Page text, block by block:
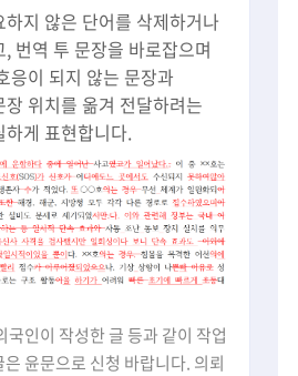
지 않은 단어를 삭제하거나
번역 투 문장을 바로잡으며
응이 되지 않는 문장과
위치를 옮겨 전달하려는
게 표현합니다.
국인이 작성한 글 등과 같이 작업
윤문으로 신청 바랍니다. 의뢰